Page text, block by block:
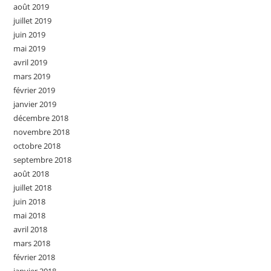
août 2019
juillet 2019
juin 2019
mai 2019
avril 2019
mars 2019
février 2019
janvier 2019
décembre 2018
novembre 2018
octobre 2018
septembre 2018
août 2018
juillet 2018
juin 2018
mai 2018
avril 2018
mars 2018
février 2018